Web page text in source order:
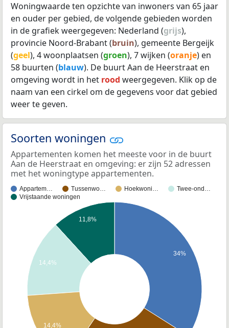
Woningwaarde ten opzichte van inwoners van 65 jaar
en ouder per gebied, de volgende gebieden worden
in de grafiek weergegeven: Nederland (grijs),
provincie Noord-Brabant (bruin), gemeente Bergeijk
(geel), 4 woonplaatsen (groen), 7 wijken (oranje) en
58 buurten (blauw). De buurt Aan de Heerstraat en
omgeving wordt in het rood weergegeven. Klik op de
naam van een cirkel om de gegevens voor dat gebied
weer te geven.
Soorten woningen
Appartementen komen het meeste voor in de buurt
Aan de Heerstraat en omgeving: er zijn 52 adressen
met het woningtype appartementen.
Appartem… Tussenwo… Hoekwoni…
Twee-ond…
Vrijstaande woningen
34%
11,8%
14,4%
14,4%